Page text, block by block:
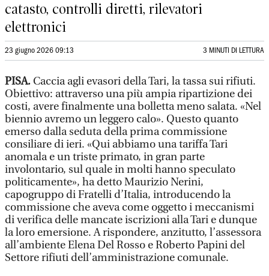
catasto, controlli diretti, rilevatori
elettronici
23 giugno 2026 09:13 3 MINUTI DI LETTURA
PISA. Caccia agli evasori della Tari, la tassa sui rifiuti.
Obiettivo: attraverso una più ampia ripartizione dei
costi, avere finalmente una bolletta meno salata. «Nel
biennio avremo un leggero calo». Questo quanto
emerso dalla seduta della prima commissione
consiliare di ieri. «Qui abbiamo una tariffa Tari
anomala e un triste primato, in gran parte
involontario, sul quale in molti hanno speculato
politicamente», ha detto Maurizio Nerini,
capogruppo di Fratelli d’Italia, introducendo la
commissione che aveva come oggetto i meccanismi
di verifica delle mancate iscrizioni alla Tari e dunque
la loro emersione. A rispondere, anzitutto, l’assessora
all’ambiente Elena Del Rosso e Roberto Papini del
Settore rifiuti dell’amministrazione comunale.